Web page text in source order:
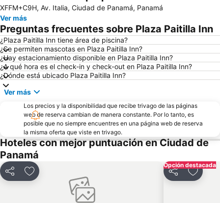
Parque Nacional Camino de Cruces
Mi Pueblito
XFFM+C9H, Av. Italia, Ciudad de Panamá, Panamá
Ver más
Preguntas frecuentes sobre Plaza Paitilla Inn
¿Plaza Paitilla Inn tiene área de piscina?
¿Se permiten mascotas en Plaza Paitilla Inn?
¿Hay estacionamiento disponible en Plaza Paitilla Inn?
¿A qué hora es el check-in y check-out en Plaza Paitilla Inn?
¿Dónde está ubicado Plaza Paitilla Inn?
Ver más
Los precios y la disponibilidad que recibe trivago de las páginas
web de reserva cambian de manera constante. Por lo tanto, es
posible que no siempre encuentres en una página web de reserva
la misma oferta que viste en trivago.
Hoteles con mejor puntuación en Ciudad de
Panamá
CompartirAgregar a favoritos
Opción destacada
Compartir